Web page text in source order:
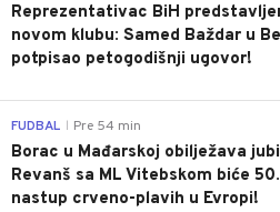
Reprezentativac BiH
novom klubu: Samed Baždar u
potpisao petogodišnji ugovor!
FUDBAL Pre 54 min
Borac u Mađarskoj obilježava
Revanš sa ML Vitebskom biće 50.
nastup crveno-plavih u Evropi!